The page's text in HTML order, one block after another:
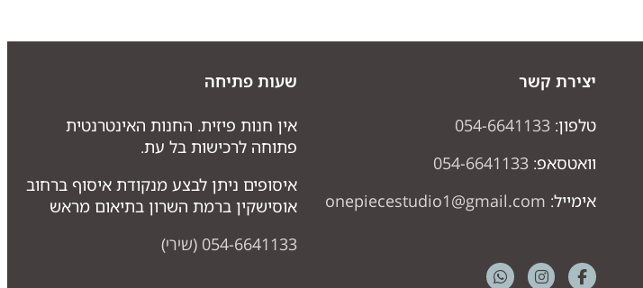
יצירת קשר
טלפון: 054-6641133
וואטסאפ: 054-6641133
אימייל: onepiecestudio1@gmail.com
שעות פתיחה
אין חנות פיזית. החנות האינטרנטית
פתוחה לרכישות בל עת.
איסופים ניתן לבצע מנקודת איסוף ברחוב
אוסישקין ברמת השרון בתיאום מראש
054-6641133 (שירי)